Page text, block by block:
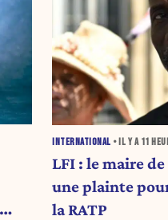
INTERNATIONAL • IL Y A 11
LFI : le maire
une plainte
la RATP